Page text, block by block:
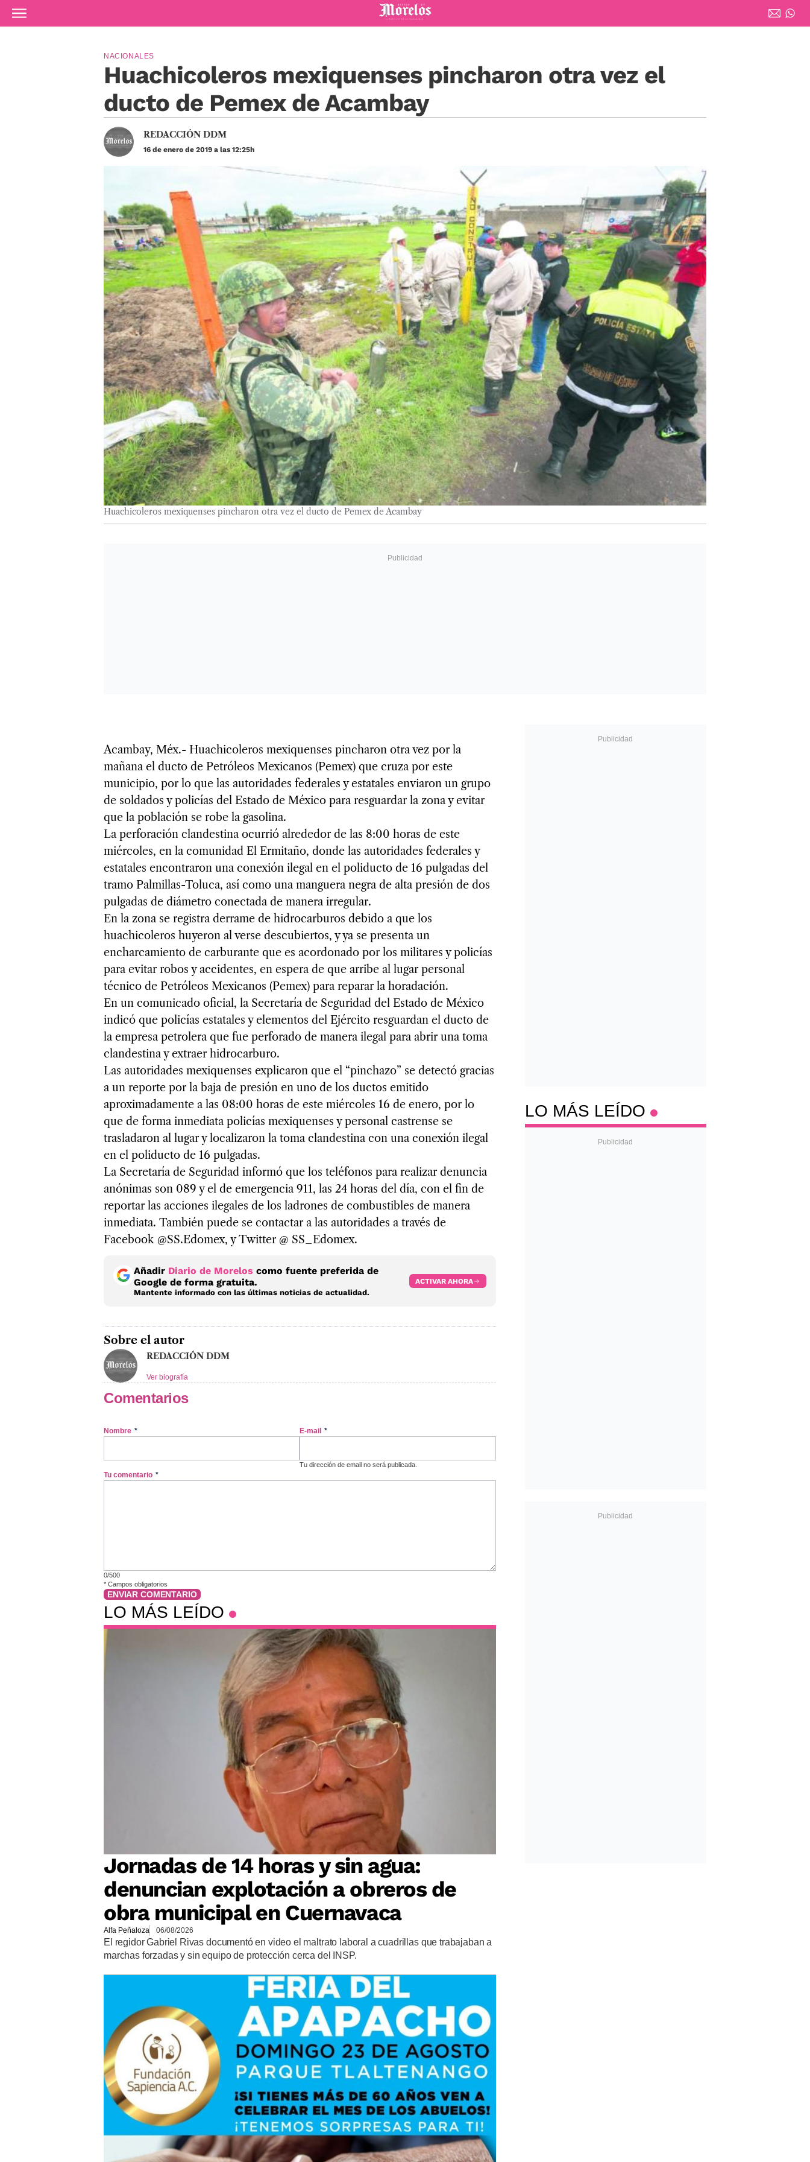
Ir al contenido principal
Diario de Morelos
Huachicoleros mexiquenses pincharon otra vez el
ducto de Pemex de Acambay
NACIONALES
REDACCIÓN DDM
16 de enero de 2019 a las 12:25h
Huachicoleros mexiquenses pincharon otra vez el ducto de Pemex de Acambay
Acambay, Méx.- Huachicoleros mexiquenses pincharon otra vez por la
mañana el ducto de Petróleos Mexicanos (Pemex) que cruza por este
municipio, por lo que las autoridades federales y estatales enviaron un grupo
de soldados y policías del Estado de México para resguardar la zona y evitar
que la población se robe la gasolina.
La perforación clandestina ocurrió alrededor de las 8:00 horas de este
miércoles, en la comunidad El Ermitaño, donde las autoridades federales y
estatales encontraron una conexión ilegal en el poliducto de 16 pulgadas del
tramo Palmillas-Toluca, así como una manguera negra de alta presión de dos
pulgadas de diámetro conectada de manera irregular.
En la zona se registra derrame de hidrocarburos debido a que los
huachicoleros huyeron al verse descubiertos, y ya se presenta un
encharcamiento de carburante que es acordonado por los militares y policías
para evitar robos y accidentes, en espera de que arribe al lugar personal
técnico de Petróleos Mexicanos (Pemex) para reparar la horadación.
En un comunicado oficial, la Secretaría de Seguridad del Estado de México
indicó que policías estatales y elementos del Ejército resguardan el ducto de
la empresa petrolera que fue perforado de manera ilegal para abrir una toma
clandestina y extraer hidrocarburo.
Las autoridades mexiquenses explicaron que el “pinchazo” se detectó gracias
a un reporte por la baja de presión en uno de los ductos emitido
aproximadamente a las 08:00 horas de este miércoles 16 de enero, por lo
que de forma inmediata policías mexiquenses y personal castrense se
trasladaron al lugar y localizaron la toma clandestina con una conexión ilegal
en el poliducto de 16 pulgadas.
La Secretaría de Seguridad informó que los teléfonos para realizar denuncia
anónimas son 089 y el de emergencia 911, las 24 horas del día, con el fin de
reportar las acciones ilegales de los ladrones de combustibles de manera
inmediata. También puede se contactar a las autoridades a través de
Facebook @SS.Edomex, y Twitter @ SS_Edomex.
Añadir Diario de Morelos como fuente preferida de
Google de forma gratuita.
Mantente informado con las últimas noticias de actualidad.
ACTIVAR AHORA
Sobre el autor
REDACCIÓN DDM
Ver biografía
Comentarios
Nombre * E-mail *
Tu dirección de email no será publicada.
Tu comentario *
0/500
* Campos obligatorios
ENVIAR COMENTARIO
LO MÁS LEÍDO
Jornadas de 14 horas y sin agua:
denuncian explotación a obreros de
obra municipal en Cuernavaca
Alfa Peñaloza 06/08/2026
El regidor Gabriel Rivas documentó en video el maltrato laboral a cuadrillas que trabajaban a
marchas forzadas y sin equipo de protección cerca del INSP.
LO MÁS LEÍDO